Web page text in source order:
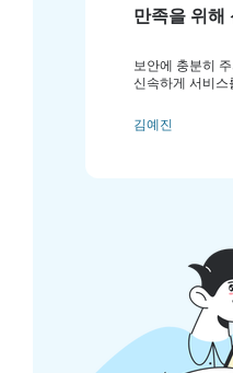
만족을 위해
보안에 충분히
신속하게 서비스
김예진